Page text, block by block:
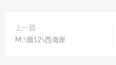
上一篇
M:\做12\西海岸